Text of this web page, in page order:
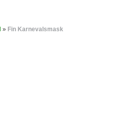
» Fin Karnevalsmask